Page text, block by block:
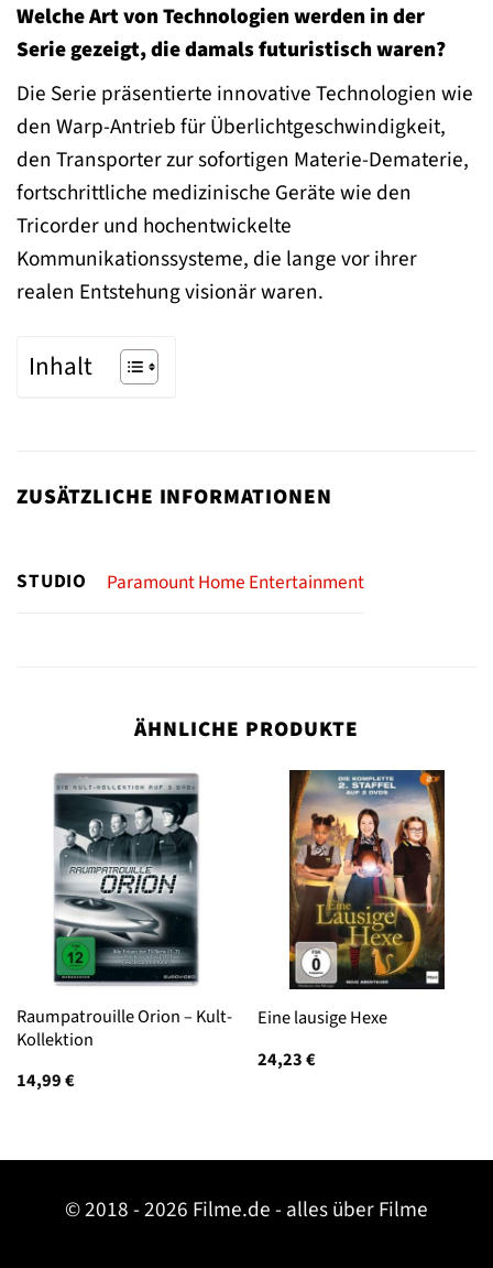
Welche Art von Technologien werden in der
Serie gezeigt, die damals futuristisch waren?
Die Serie präsentierte innovative Technologien wie
den Warp-Antrieb für Überlichtgeschwindigkeit,
den Transporter zur sofortigen Materie-Dematerie,
fortschrittliche medizinische Geräte wie den
Tricorder und hochentwickelte
Kommunikationssysteme, die lange vor ihrer
realen Entstehung visionär waren.
Inhalt
ZUSÄTZLICHE INFORMATIONEN
STUDIO Paramount Home Entertainment
ÄHNLICHE PRODUKTE
Raumpatrouille Orion – Kult-
Kollektion
14,99€
Eine lausige Hexe
24,23€
© 2018 - 2026 Filme.de - alles über Filme